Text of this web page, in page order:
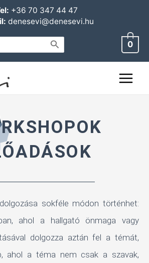
+36 70 347 44 47
denesevi@denesevi.hu
0
sokféle módon történhet:
ahol a hallgató önmaga vagy
dolgozza aztán fel a témát,
ahol a téma nem csak a szavak,